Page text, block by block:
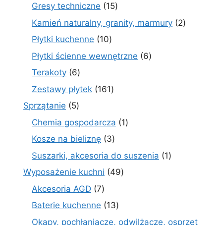
Gresy techniczne 1515
produktów
Kamień naturalny, granity, marmury 22
Płytki kuchenne 1010
produktów
Płytki ścienne wewnętrzne 66
Terakoty 66
produktów
Zestawy płytek 161161
Sprzątanie 55
produktów
Chemia gospodarcza 11
Kosze na bieliznę 33
produkty
Suszarki, akcesoria do suszenia 11
Wyposażenie kuchni 4949
Akcesoria AGD 77
produktów
Baterie kuchenne 1313
produktów
Okapy, pochłaniacze, odwilżacze, osprzęt